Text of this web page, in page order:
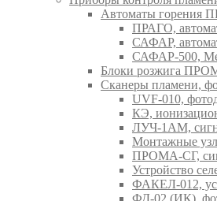
Автоматы горения
ПРАГО,
САФАР,
САФАР-500,
Блоки розжига
Сканеры пламени,
UVF-010,
КЭ,
ЛУЧ-1АМ,
Монтажные
ПРОМА-СГ,
Устройство
ФАКЕЛ-012,